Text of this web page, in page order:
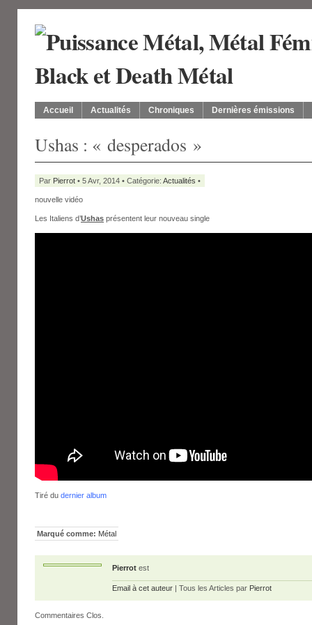
Accueil Actualités Chroniques Dernières émissions
Ushas : « desperados »
Par Pierrot • 5 Avr, 2014 • Catégorie: Actualités •
nouvelle vidéo
Les Italiens d’Ushas présentent leur nouveau single
Tiré du dernier album
Marqué comme: Métal
Pierrot est
Email à cet auteur | Tous les Articles par Pierrot
Commentaires Clos.